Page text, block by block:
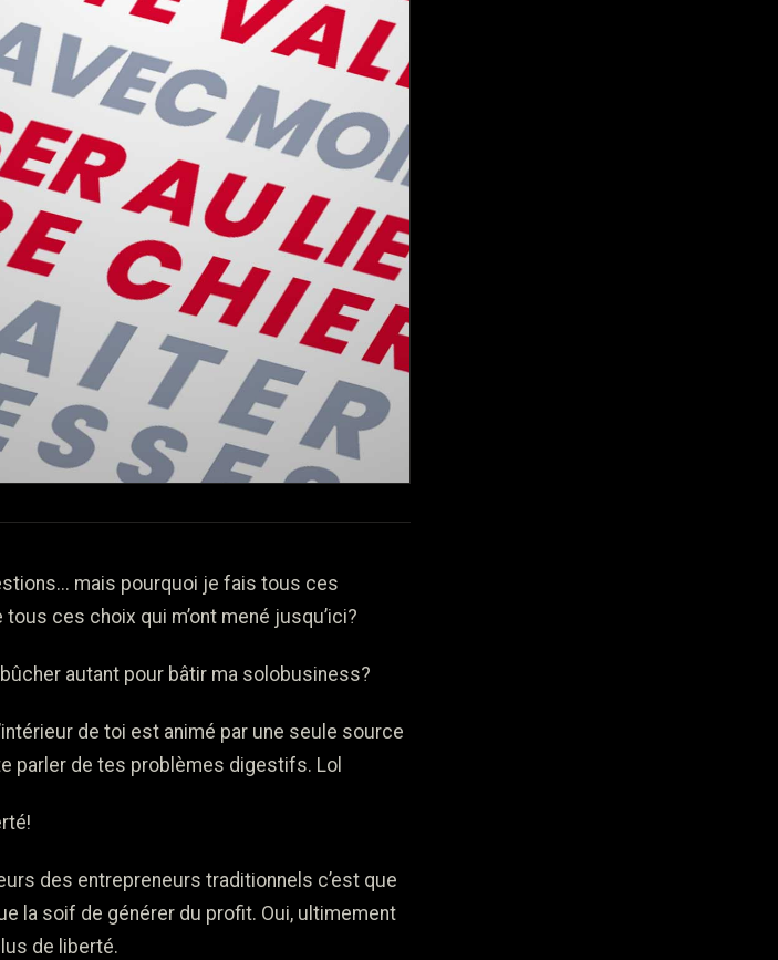
mais pourquoi je fais tous ces
ces choix qui m’ont mené jusqu’ici?
autant pour bâtir ma solobusiness?
de toi est animé par une seule source
parler de tes problèmes digestifs. Lol
des entrepreneurs traditionnels c’est que
la soif de générer du profit. Oui, ultimement
de liberté.